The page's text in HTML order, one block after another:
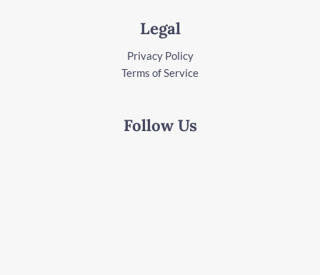
Legal
Privacy Policy
Terms of Service
Follow Us